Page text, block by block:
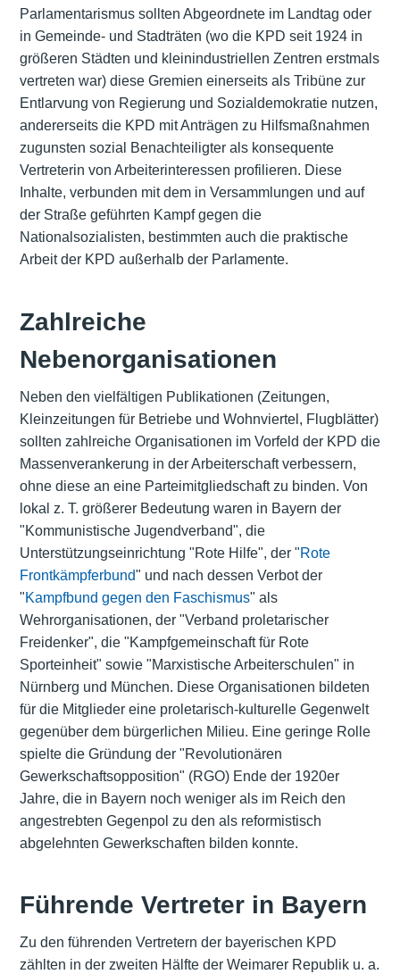
Parlamentarismus sollten Abgeordnete im Landtag oder
in Gemeinde- und Stadträten (wo die KPD seit 1924 in
größeren Städten und kleinindustriellen Zentren erstmals
vertreten war) diese Gremien einerseits als Tribüne zur
Entlarvung von Regierung und Sozialdemokratie nutzen,
andererseits die KPD mit Anträgen zu Hilfsmaßnahmen
zugunsten sozial Benachteiligter als konsequente
Vertreterin von Arbeiterinteressen profilieren. Diese
Inhalte, verbunden mit dem in Versammlungen und auf
der Straße geführten Kampf gegen die
Nationalsozialisten, bestimmten auch die praktische
Arbeit der KPD außerhalb der Parlamente.
Zahlreiche
Nebenorganisationen
Neben den vielfältigen Publikationen (Zeitungen,
Kleinzeitungen für Betriebe und Wohnviertel, Flugblätter)
sollten zahlreiche Organisationen im Vorfeld der KPD die
Massenverankerung in der Arbeiterschaft verbessern,
ohne diese an eine Parteimitgliedschaft zu binden. Von
lokal z. T. größerer Bedeutung waren in Bayern der
"Kommunistische Jugendverband", die
Unterstützungseinrichtung "Rote Hilfe", der "Rote
Frontkämpferbund" und nach dessen Verbot der
"Kampfbund gegen den Faschismus" als
Wehrorganisationen, der "Verband proletarischer
Freidenker", die "Kampfgemeinschaft für Rote
Sporteinheit" sowie "Marxistische Arbeiterschulen" in
Nürnberg und München. Diese Organisationen bildeten
für die Mitglieder eine proletarisch-kulturelle Gegenwelt
gegenüber dem bürgerlichen Milieu. Eine geringe Rolle
spielte die Gründung der "Revolutionären
Gewerkschaftsopposition" (RGO) Ende der 1920er
Jahre, die in Bayern noch weniger als im Reich den
angestrebten Gegenpol zu den als reformistisch
abgelehnten Gewerkschaften bilden konnte.
Führende Vertreter in Bayern
Zu den führenden Vertretern der bayerischen KPD
zählten in der zweiten Hälfte der Weimarer Republik u. a.